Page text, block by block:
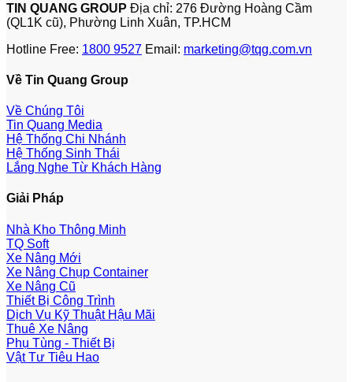
TIN QUANG GROUP Địa chỉ: 276 Đường Hoàng Cầm
(QL1K cũ), Phường Linh Xuân, TP.HCM
Hotline Free: 1800 9527 Email: marketing@tqg.com.vn
Về Tin Quang Group
Về Chúng Tôi
Tin Quang Media
Hệ Thống Chi Nhánh
Hệ Thống Sinh Thái
Lắng Nghe Từ Khách Hàng
Giải Pháp
Nhà Kho Thông Minh
TQ Soft
Xe Nâng Mới
Xe Nâng Chụp Container
Xe Nâng Cũ
Thiết Bị Công Trình
Dịch Vụ Kỹ Thuật Hậu Mãi
Thuê Xe Nâng
Phụ Tùng - Thiết Bị
Vật Tư Tiêu Hao